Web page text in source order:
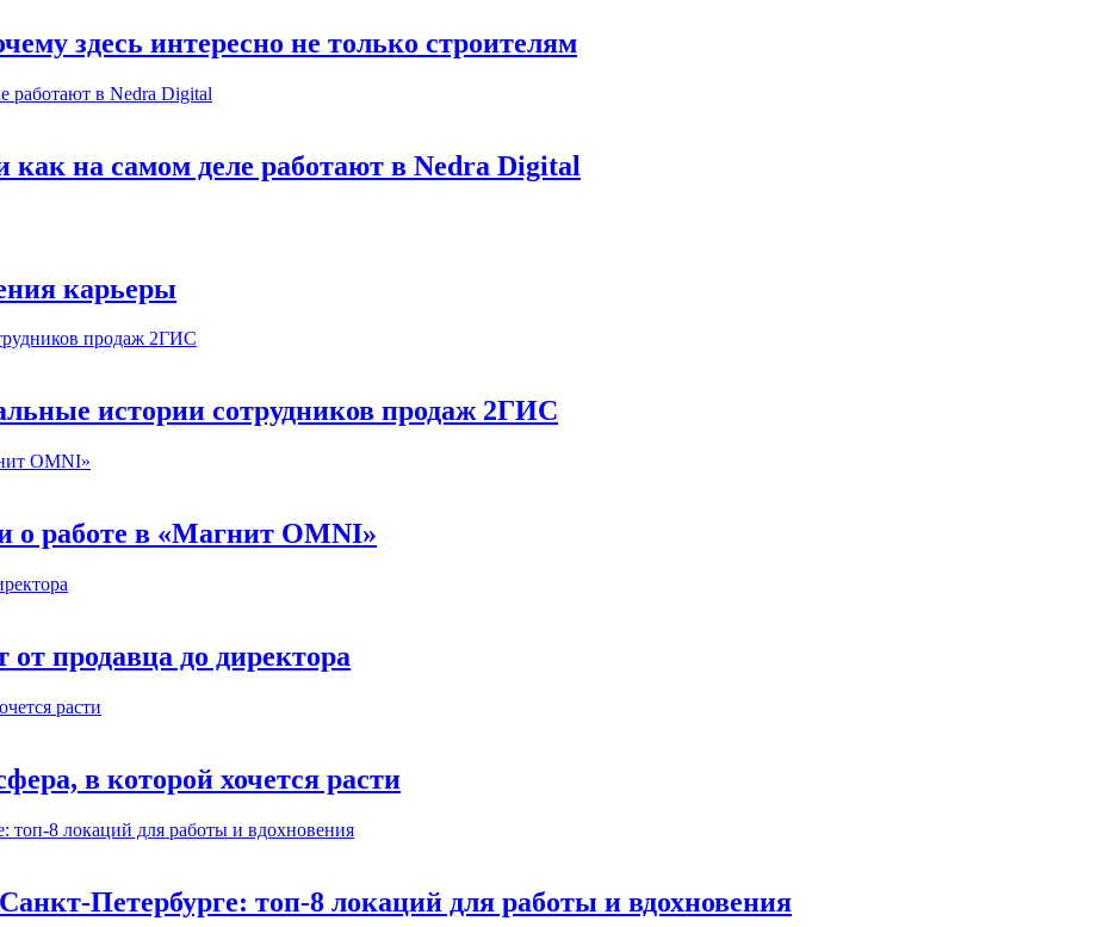
здесь интересно не только строителям
на самом деле работают в Nedra Digital
карьеры
истории сотрудников продаж 2ГИС
о работе в «Магнит OMNI»
продавца до директора
в которой хочется расти
Петербурге: топ-8 локаций для работы и вдохновения